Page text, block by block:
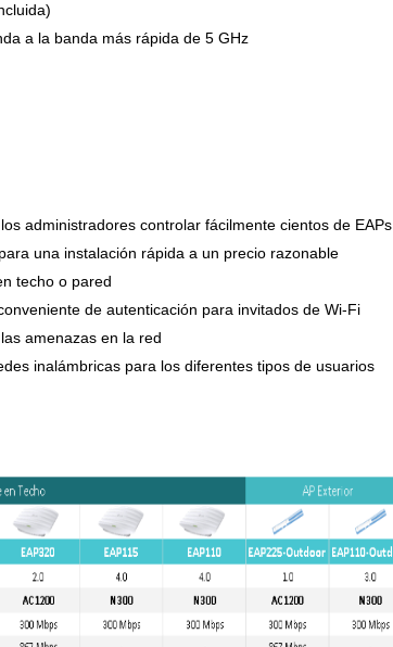
a la banda más rápida de 5 GHz
administradores controlar fácilmente cientos de EAPs
una instalación rápida a un precio razonable
techo o pared
de autenticación para invitados de Wi-Fi
amenazas en la red
inalámbricas para los diferentes tipos de usuarios